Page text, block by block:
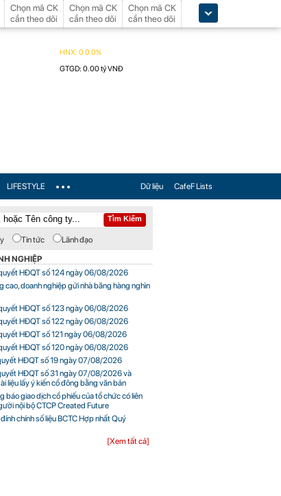
Chọn mã CK
cần theo dõi
Chọn mã CK
cần theo dõi
Chọn mã CK
cần theo dõi
LIFESTYLE CafeF Lists
Dữ liệu
Tin tức
Lãnh đạo
NGHIỆP
HĐQT số 124 ngày 06/08/2026
cao, doanh nghiệp gửi nhà băng hàng nghìn
HĐQT số 123 ngày 06/08/2026
HĐQT số 122 ngày 06/08/2026
HĐQT số 121 ngày 06/08/2026
HĐQT số 120 ngày 06/08/2026
HĐQT số 19 ngày 07/08/2026
HĐQT số 31 ngày 07/08/2026 và
liệu lấy ý kiến cổ đông bằng văn bản
báo giao dịch cổ phiếu của tổ chức có liên
nội bộ CTCP Created Future
chính số liệu BCTC Hợp nhất Quý
[Xem tất cả]